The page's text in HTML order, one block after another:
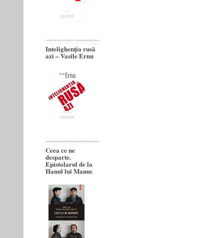
Intelighenţia rusă
azi – Vasile Ernu
Ceea ce ne
desparte.
Epistolarul de la
Hanul lui Manuc